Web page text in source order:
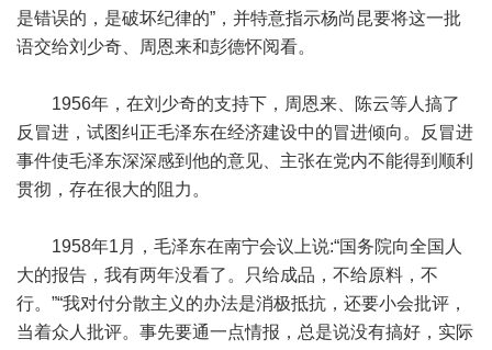
是错误的，是破坏纪律的”，并特意指示杨尚昆要将这一批
语交给刘少奇、周恩来和彭德怀阅看。
1956年，在刘少奇的支持下，周恩来、陈云等人搞了
反冒进，试图纠正毛泽东在经济建设中的冒进倾向。反冒进
事件使毛泽东深深感到他的意见、主张在党内不能得到顺利
贯彻，存在很大的阻力。
1958年1月，毛泽东在南宁会议上说:“国务院向全国人
大的报告，我有两年没看了。只给成品，不给原料，不
行。”“我对付分散主义的办法是消极抵抗，还要小会批评，
当着众人批评。事先要通一点情报，总是说没有搞好，实际